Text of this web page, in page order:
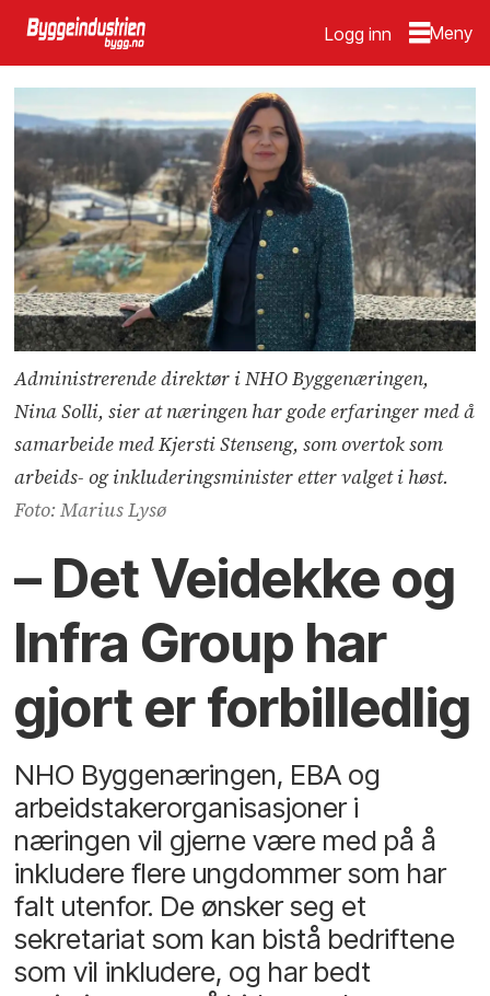
Logg inn
Administrerende direktør i NHO Byggenæringen,
Nina Solli, sier at næringen har gode erfaringer med å
samarbeide med Kjersti Stenseng, som overtok som
arbeids- og inkluderingsminister etter valget i høst.
Foto: Marius Lysø
– Det Veidekke og
Infra Group har
gjort er forbilledlig
NHO Byggenæringen, EBA og
arbeidstakerorganisasjoner i
næringen vil gjerne være med på å
inkludere flere ungdommer som har
falt utenfor. De ønsker seg et
sekretariat som kan bistå bedriftene
som vil inkludere, og har bedt